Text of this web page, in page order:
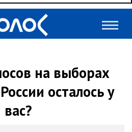
на выборах
осталось у
вас?